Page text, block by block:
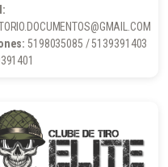
5198035085 / 5139391403